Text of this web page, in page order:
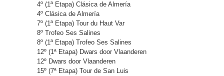
4º (1ª Etapa) Clásica de Almería
4º Clásica de Almería
7º (1ª Etapa) Tour du Haut Var
8º Trofeo Ses Salines
8º (1ª Etapa) Trofeo Ses Salines
12º (1ª Etapa) Dwars door Vlaanderen
12º Dwars door Vlaanderen
15º (7ª Etapa) Tour de San Luis